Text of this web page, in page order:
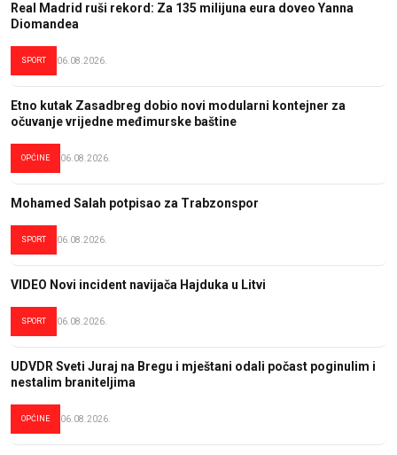
Real Madrid ruši rekord: Za 135 milijuna eura doveo Yanna
Diomandea
SPORT 06.08.2026.
Etno kutak Zasadbreg dobio novi modularni kontejner za
očuvanje vrijedne međimurske baštine
OPĆINE 06.08.2026.
Mohamed Salah potpisao za Trabzonspor
SPORT 06.08.2026.
VIDEO Novi incident navijača Hajduka u Litvi
SPORT 06.08.2026.
UDVDR Sveti Juraj na Bregu i mještani odali počast poginulim i
nestalim braniteljima
OPĆINE 06.08.2026.